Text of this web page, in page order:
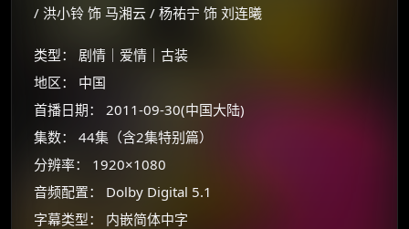
/ 洪小铃 饰 马湘云 / 杨祐宁 饰 刘连曦
类型： 剧情｜爱情｜古装
地区： 中国
首播日期： 2011-09-30(中国大陆)
集数： 44集（含2集特别篇）
分辨率： 1920×1080
音频配置： Dolby Digital 5.1
字幕类型： 内嵌简体中字
🧧 福利领取站
☕